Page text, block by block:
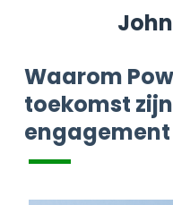
Waarom
toekomst
engagement